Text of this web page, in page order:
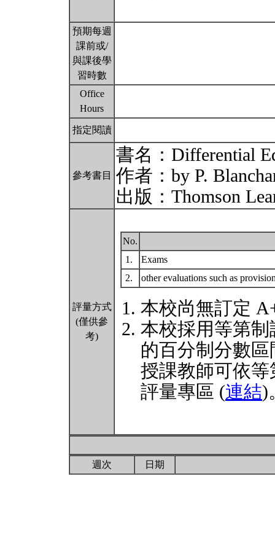
預期每週
課前或/
與課後學
習時數
Office
Hours
指定閱讀
參考書目
書名：Differential
作者：by P.
出版：Thomson
評量方式
(僅供參
考)
No.
1.
Exams
2.
other evaluations such as
本校尚無訂定
本校採用等第
的百分制分數
授課教師可依
評量專區 (連結)
週次 日期